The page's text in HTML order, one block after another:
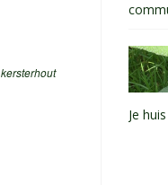
kersterhout
Je